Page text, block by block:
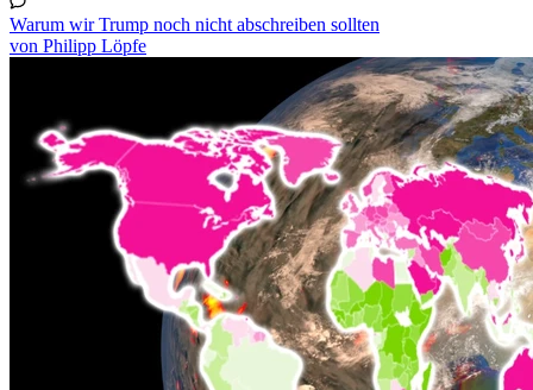
Warum wir Trump noch nicht abschreiben sollten
von Philipp Löpfe